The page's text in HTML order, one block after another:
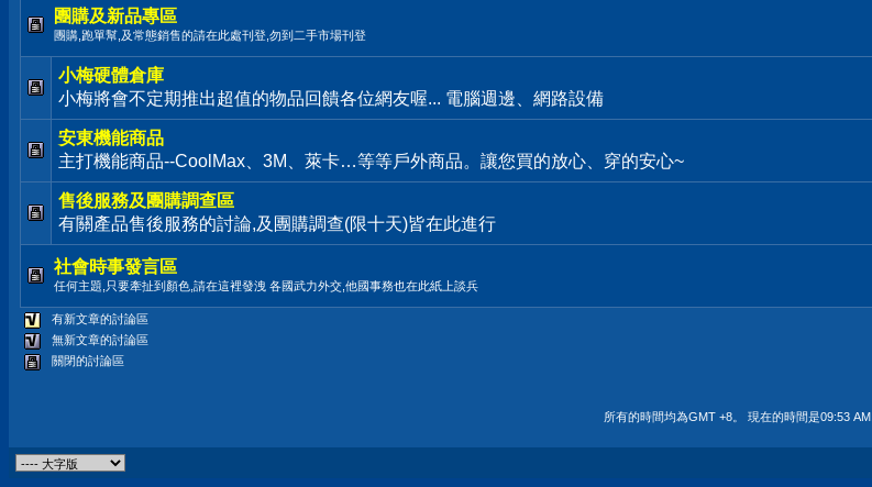
團購及新品專區
團購,跑單幫,及常態銷售的請在此處刊登,勿到二手市場刊登
小梅硬體倉庫
小梅將會不定期推出超值的物品回饋各位網友喔... 電腦週邊、網路設備
安東機能商品
主打機能商品--CoolMax、3M、萊卡…等等戶外商品。讓您買的放心、穿的安心~
售後服務及團購調查區
有關產品售後服務的討論,及團購調查(限十天)皆在此進行
社會時事發言區
任何主題,只要牽扯到顏色,請在這裡發洩 各國武力外交,他國事務也在此紙上談兵
有新文章的討論區
無新文章的討論區
關閉的討論區
所有的時間均為GMT +8。 現在的時間是09:53 AM